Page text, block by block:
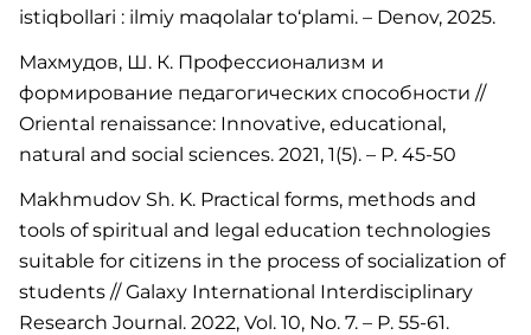
istiqbollari : ilmiy maqolalar to‘plami. – Denov, 2025.
Махмудов, Ш. К. Профессионализм и
формирование педагогических способности //
Oriental renaissance: Innovative, educational,
natural and social sciences. 2021, 1(5). – P. 45-50
Makhmudov Sh. K. Practical forms, methods and
tools of spiritual and legal education technologies
suitable for citizens in the process of socialization of
students // Galaxy International Interdisciplinary
Research Journal. 2022, Vol. 10, No. 7. – P. 55-61.